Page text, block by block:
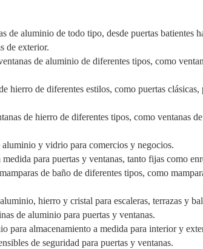
de aluminio de todo tipo, desde puertas batientes
de exterior.
de aluminio de diferentes tipos, como
hierro de diferentes estilos, como puertas
de hierro de diferentes tipos, como ventanas
aluminio y vidrio para comercios y negocios.
para puertas y ventanas, tanto fijas como
de baño de diferentes tipos, como
hierro y cristal para escaleras, terrazas y
de aluminio para puertas y ventanas.
para almacenamiento a medida para interior y
de seguridad para puertas y ventanas.